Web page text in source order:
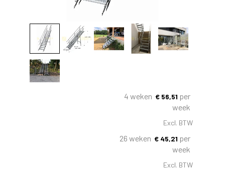
4 weken € 56,51 per
week
Excl. BTW
26 weken € 45,21 per
week
Excl. BTW